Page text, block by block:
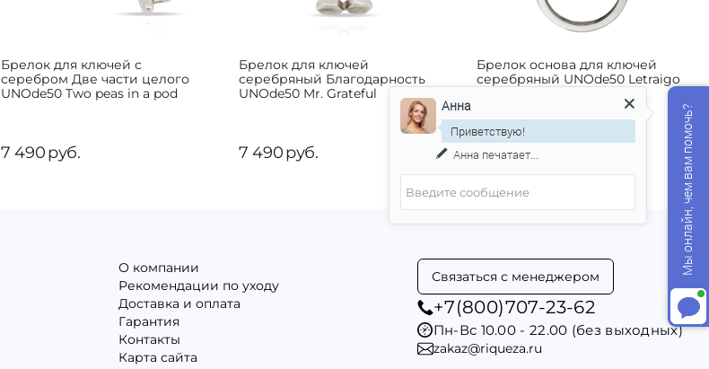
Брелок для ключей с
серебром Две части целого
UNOde50 Two peas in a pod
7 490руб.
Брелок для ключей
серебряный Благодарность
UNOde50 Mr. Grateful
7 490руб.
Брелок основа для ключей
серебряный UNOde50 Letraigo
‍590‍руб.
О компании
Рекомендации по уходу
Доставка и оплата
Гарантия
Контакты
Карта сайта
Связаться с менеджером
+7(800)707-23-62
Пн-Вс 10.00 - 22.00 (без выходных)
zakaz@riqueza.ru
Мы онлайн, чем вам помочь?
Анна
Приветствую!
Анна печатает...